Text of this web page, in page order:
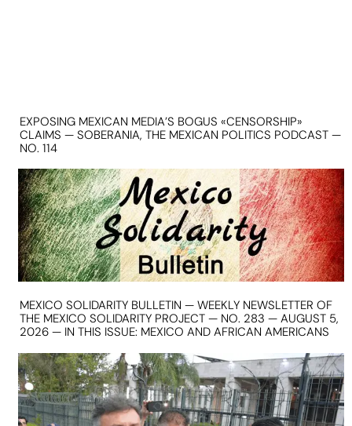
EXPOSING MEXICAN MEDIA’S BOGUS «CENSORSHIP»
CLAIMS — SOBERANIA, THE MEXICAN POLITICS PODCAST —
NO. 114
MEXICO SOLIDARITY BULLETIN — WEEKLY NEWSLETTER OF
THE MEXICO SOLIDARITY PROJECT — NO. 283 — AUGUST 5,
2026 — IN THIS ISSUE: MEXICO AND AFRICAN AMERICANS